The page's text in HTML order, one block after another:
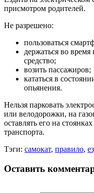
присмотром родителей.
Не разрешено:
пользоваться
держаться во время
средство;
возить пассажиров;
кататься в
опьянения.
Нельзя парковать
или велодорожки, на
оставлять его на
транспорта.
Тэги: самокат, правило,
Оставить